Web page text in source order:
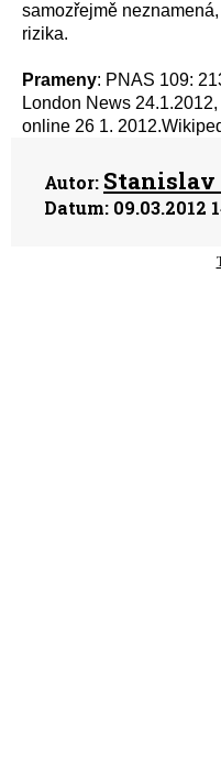
samozřejmě
rizika.
Prameny: PNAS 109:
London News
online 26 1.
Autor:
Datum: 09.03.2012